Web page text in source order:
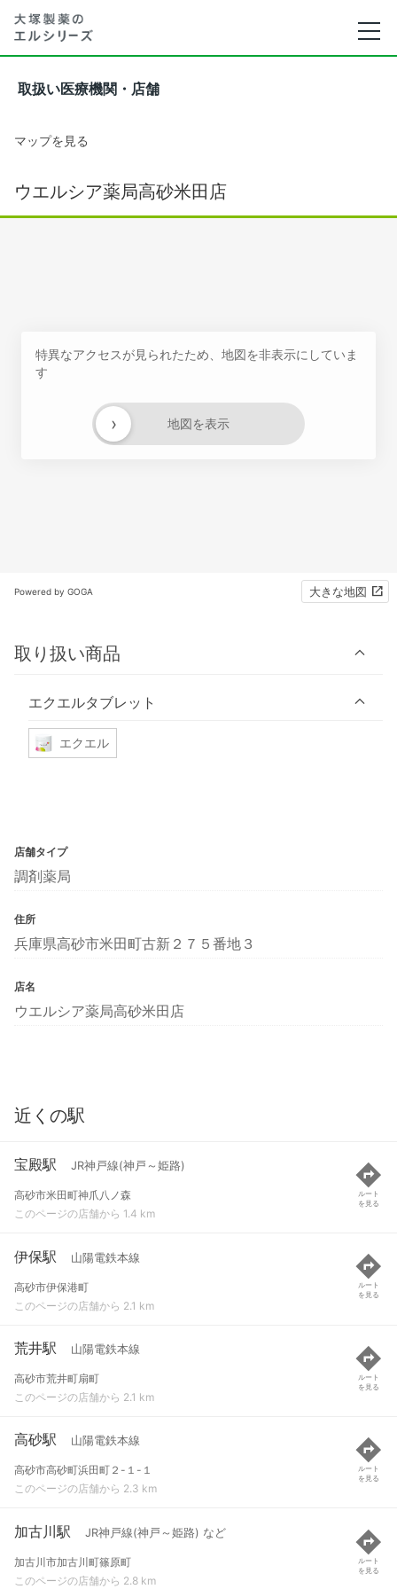
取扱い医療機関・店舗
マップを見る
ウエルシア薬局高砂米田店
特異なアクセスが見られたため、地図を非表示にしていま
す
地図を表示
›
Powered by GOGA 大きな地図
取り扱い商品
エクエルタブレット
エクエル
店舗タイプ
調剤薬局
住所
兵庫県高砂市米田町古新２７５番地３
店名
ウエルシア薬局高砂米田店
近くの駅
宝殿駅 JR神戸線(神戸～姫路)
高砂市米田町神爪八ノ森
このページの店舗から 1.4 km
ルート
を見る
伊保駅 山陽電鉄本線
高砂市伊保港町
このページの店舗から 2.1 km
ルート
を見る
荒井駅 山陽電鉄本線
高砂市荒井町扇町
このページの店舗から 2.1 km
ルート
を見る
高砂駅 山陽電鉄本線
高砂市高砂町浜田町２-１-１
このページの店舗から 2.3 km
ルート
を見る
加古川駅 JR神戸線(神戸～姫路) など
加古川市加古川町篠原町
このページの店舗から 2.8 km
ルート
を見る